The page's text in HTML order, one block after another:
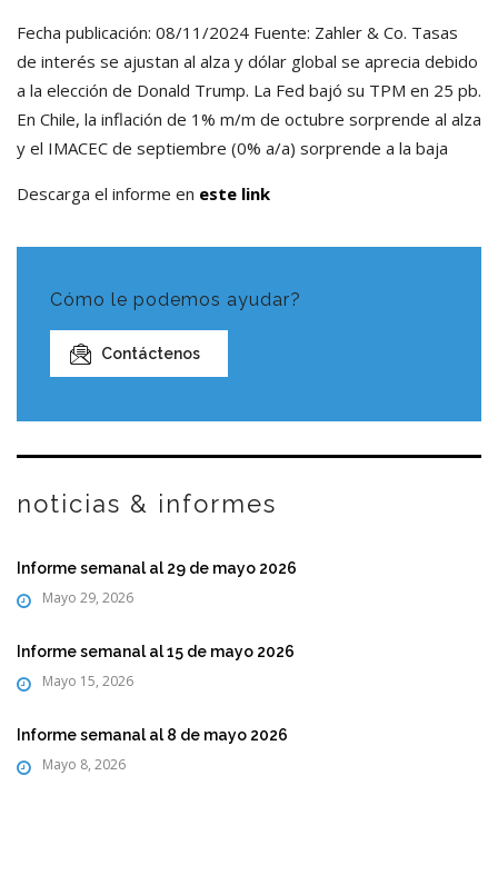
Fecha publicación: 08/11/2024 Fuente: Zahler & Co. Tasas
de interés se ajustan al alza y dólar global se aprecia debido
a la elección de Donald Trump. La Fed bajó su TPM en 25 pb.
En Chile, la inflación de 1% m/m de octubre sorprende al alza
y el IMACEC de septiembre (0% a/a) sorprende a la baja
Descarga el informe en este link
Cómo le podemos ayudar?
Contáctenos
noticias & informes
Informe semanal al 29 de mayo 2026
Mayo 29, 2026
Informe semanal al 15 de mayo 2026
Mayo 15, 2026
Informe semanal al 8 de mayo 2026
Mayo 8, 2026